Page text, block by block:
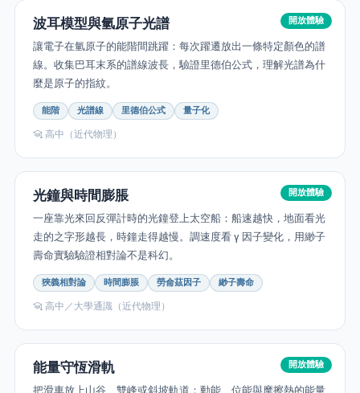
開放體驗
波耳模型與氫原子光譜
讓電子在氫原子的能階間跳躍：每次躍遷放出一條特定顏色的譜
線。收集巴耳末系的譜線波長，驗證里德伯公式，理解光譜為什
麼是原子的指紋。
能階 光譜線 里德伯公式 量子化
高中（近代物理）
開放體驗
光鐘與時間膨脹
一座靠光來回反彈計時的光鐘登上太空船：船速越快，地面看光
走的之字形越長，時鐘走得越慢。調速度看 γ 因子變化，用緲子
壽命實驗驗證相對論不是科幻。
狹義相對論 時間膨脹 勞侖茲因子 緲子壽命
高中／大學通識（近代物理）
開放體驗
能量守恆滑軌
把滑車放上山谷、雙峰或斜坡軌道：動能、位能與摩擦熱的能量